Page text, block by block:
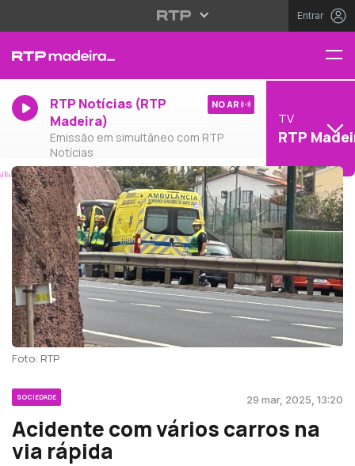
Entrar
RTP Notícias (RTP
Madeira)
Emissão em simultâneo com RTP
Notícias
NO AR
TV
RTP
Foto: RTP
SOCIEDADE 29 mar, 2025, 13:20
Acidente com vários carros na
via rápida